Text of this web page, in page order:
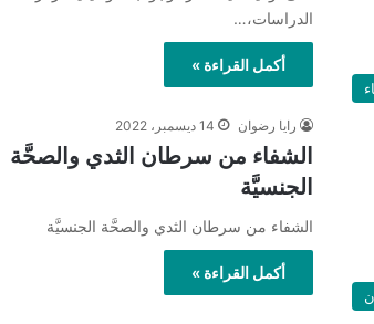
الدراسات،…
أكمل القراءة »
رايا رضوان 14 ديسمبر، 2022
الشفاء من سرطان الثدي والصحَّة
الجنسيَّة
الشفاء من سرطان الثدي والصحَّة الجنسيَّة
أكمل القراءة »